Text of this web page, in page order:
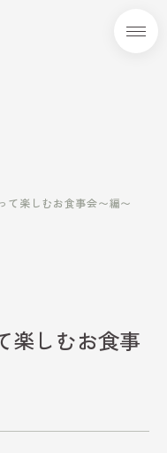
メ
楽しむお食事会〜編〜
しむお食事